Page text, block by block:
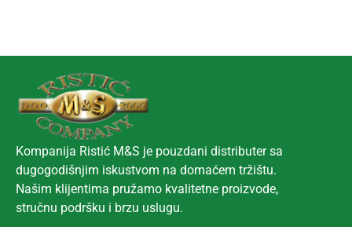
Kompanija Ristić M&S je pouzdani distributer sa
dugogodišnjim iskustvom na domaćem tržištu.
Našim klijentima pružamo kvalitetne proizvode,
stručnu podršku i brzu uslugu.